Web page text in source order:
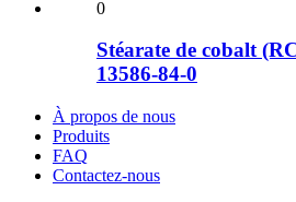
Stéarate de cobalt
13586-84-0
À propos de nous
Produits
FAQ
Contactez-nous